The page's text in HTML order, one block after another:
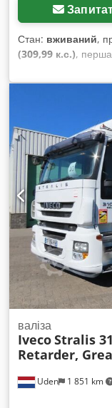
Стан: вживаний,
(309,99 к.с.), перша
гальма:ретардер,
,
виготовлення:2012
Uden 1 851 km
валіза
IvecoStralis
Retarder,